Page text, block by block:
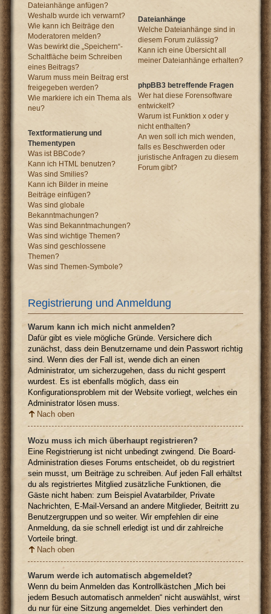
Dateianhänge anfügen?
Weshalb wurde ich verwarnt?
Wie kann ich Beiträge den
Moderatoren melden?
Was bewirkt die „Speichern“-
Schaltfläche beim Schreiben
eines Beitrags?
Warum muss mein Beitrag erst
freigegeben werden?
Wie markiere ich ein Thema als
neu?
Textformatierung und
Thementypen
Was ist BBCode?
Kann ich HTML benutzen?
Was sind Smilies?
Kann ich Bilder in meine
Beiträge einfügen?
Was sind globale
Bekanntmachungen?
Was sind Bekanntmachungen?
Was sind wichtige Themen?
Was sind geschlossene
Themen?
Was sind Themen-Symbole?
Dateianhänge
Welche Dateianhänge sind in
diesem Forum zulässig?
Kann ich eine Übersicht all
meiner Dateianhänge erhalten?
phpBB3 betreffende Fragen
Wer hat diese Forensoftware
entwickelt?
Warum ist Funktion x oder y
nicht enthalten?
An wen soll ich mich wenden,
falls es Beschwerden oder
juristische Anfragen zu diesem
Forum gibt?
Registrierung und Anmeldung
Warum kann ich mich nicht anmelden?
Dafür gibt es viele mögliche Gründe. Versichere dich
zunächst, dass dein Benutzername und dein Passwort richtig
sind. Wenn dies der Fall ist, wende dich an einen
Administrator, um sicherzugehen, dass du nicht gesperrt
wurdest. Es ist ebenfalls möglich, dass ein
Konfigurationsproblem mit der Website vorliegt, welches ein
Administrator lösen muss.
Nach oben
Wozu muss ich mich überhaupt registrieren?
Eine Registrierung ist nicht unbedingt zwingend. Die Board-
Administration dieses Forums entscheidet, ob du registriert
sein musst, um Beiträge zu schreiben. Auf jeden Fall erhältst
du als registriertes Mitglied zusätzliche Funktionen, die
Gäste nicht haben: zum Beispiel Avatarbilder, Private
Nachrichten, E-Mail-Versand an andere Mitglieder, Beitritt zu
Benutzergruppen und so weiter. Wir empfehlen dir eine
Anmeldung, da sie schnell erledigt ist und dir zahlreiche
Vorteile bringt.
Nach oben
Warum werde ich automatisch abgemeldet?
Wenn du beim Anmelden das Kontrollkästchen „Mich bei
jedem Besuch automatisch anmelden“ nicht auswählst, wirst
du nur für eine Sitzung angemeldet. Dies verhindert den